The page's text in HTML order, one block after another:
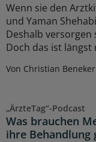
Wenn sie den
und Yaman
Deshalb versorgen
Doch das ist
Von Christian Beneker
„ÄrzteTag“-Podcast
Was brauchen
ihre Behandlung